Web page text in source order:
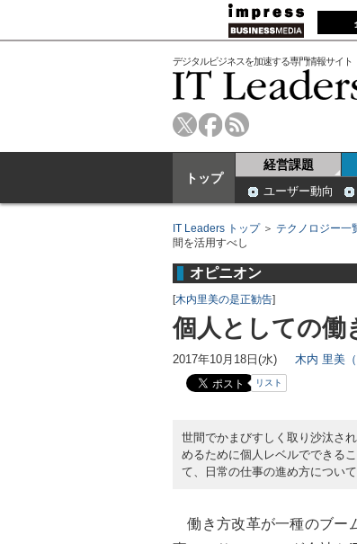
デジタルビジネスを加速する専門情報サイト
トップ
経営課題
ユーザー動向
IT Leaders トップ＞ テクノロジー一
間を活用すべし
オピニオン
[木内里美の是正勧告]
個人としての働
2017年10月18日(水) 木内 里美
リスト
世間でかまびすしく取り沙汰さ
めるために個人レベルでできる
て、日常の仕事の進め方について
働き方改革が一種のブー